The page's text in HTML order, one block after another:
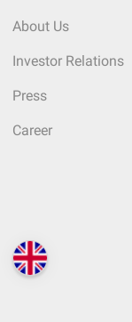
About Us
Investor Relations
Press
Career